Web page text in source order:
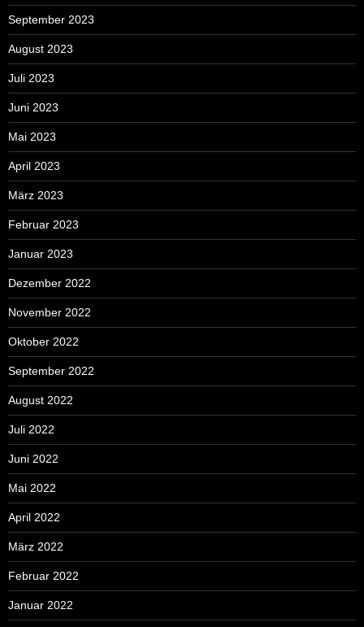
September 2023
August 2023
Juli 2023
Juni 2023
Mai 2023
April 2023
März 2023
Februar 2023
Januar 2023
Dezember 2022
November 2022
Oktober 2022
September 2022
August 2022
Juli 2022
Juni 2022
Mai 2022
April 2022
März 2022
Februar 2022
Januar 2022